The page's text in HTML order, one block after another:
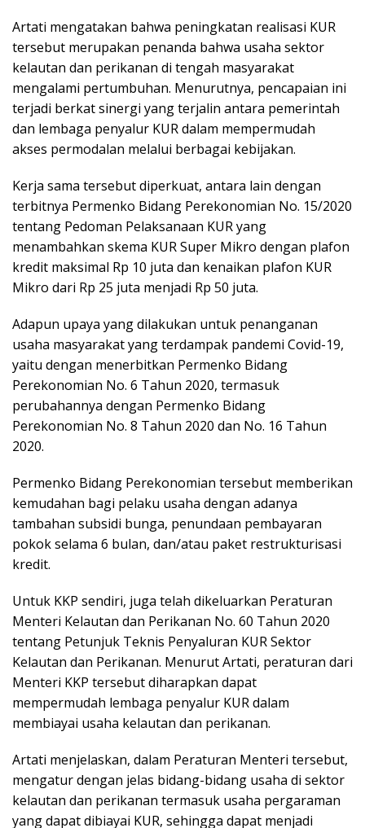
Artati mengatakan bahwa peningkatan realisasi KUR
tersebut merupakan penanda bahwa usaha sektor
kelautan dan perikanan di tengah masyarakat
mengalami pertumbuhan. Menurutnya, pencapaian ini
terjadi berkat sinergi yang terjalin antara pemerintah
dan lembaga penyalur KUR dalam mempermudah
akses permodalan melalui berbagai kebijakan.
Kerja sama tersebut diperkuat, antara lain dengan
terbitnya Permenko Bidang Perekonomian No. 15/2020
tentang Pedoman Pelaksanaan KUR yang
menambahkan skema KUR Super Mikro dengan plafon
kredit maksimal Rp 10 juta dan kenaikan plafon KUR
Mikro dari Rp 25 juta menjadi Rp 50 juta.
Adapun upaya yang dilakukan untuk penanganan
usaha masyarakat yang terdampak pandemi Covid-19,
yaitu dengan menerbitkan Permenko Bidang
Perekonomian No. 6 Tahun 2020, termasuk
perubahannya dengan Permenko Bidang
Perekonomian No. 8 Tahun 2020 dan No. 16 Tahun
2020.
Permenko Bidang Perekonomian tersebut memberikan
kemudahan bagi pelaku usaha dengan adanya
tambahan subsidi bunga, penundaan pembayaran
pokok selama 6 bulan, dan/atau paket restrukturisasi
kredit.
Untuk KKP sendiri, juga telah dikeluarkan Peraturan
Menteri Kelautan dan Perikanan No. 60 Tahun 2020
tentang Petunjuk Teknis Penyaluran KUR Sektor
Kelautan dan Perikanan. Menurut Artati, peraturan dari
Menteri KKP tersebut diharapkan dapat
mempermudah lembaga penyalur KUR dalam
membiayai usaha kelautan dan perikanan.
Artati menjelaskan, dalam Peraturan Menteri tersebut,
mengatur dengan jelas bidang-bidang usaha di sektor
kelautan dan perikanan termasuk usaha pergaraman
yang dapat dibiayai KUR, sehingga dapat menjadi